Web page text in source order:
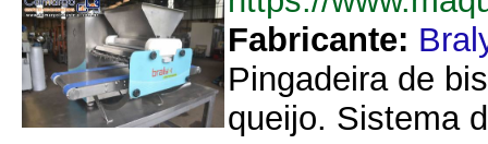
Fabricante:
Pingadeira de
queijo. Sistema